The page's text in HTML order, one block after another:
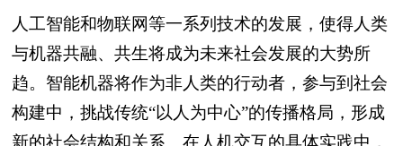
人工智能和物联网等一系列技术的发展，使得人类
与机器共融、共生将成为未来社会发展的大势所
趋。智能机器将作为非人类的行动者，参与到社会
构建中，挑战传统“以人为中心”的传播格局，形成
新的社会结构和关系。在人机交互的具体实践中，